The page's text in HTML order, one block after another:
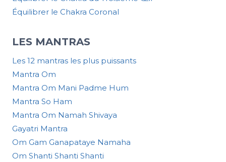
Équilibrer le Chakra Coronal
LES MANTRAS
Les 12 mantras les plus puissants
Mantra Om
Mantra Om Mani Padme Hum
Mantra So Ham
Mantra Om Namah Shivaya
Gayatri Mantra
Om Gam Ganapataye Namaha
Om Shanti Shanti Shanti